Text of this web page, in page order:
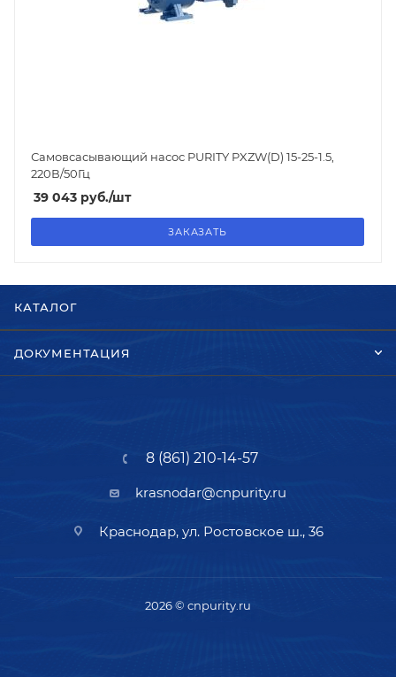
Самовсасывающий насос PURITY PXZW(D) 15-25-1.5
220В/50Гц
39 043 руб./шт
ЗАКАЗАТЬ
КАТАЛОГ
ДОКУМЕНТАЦИЯ
8 (861) 210-14-57
krasnodar@cnpurity.ru
Краснодар, ул. Ростовское ш., 36
2026 © cnpurity.ru